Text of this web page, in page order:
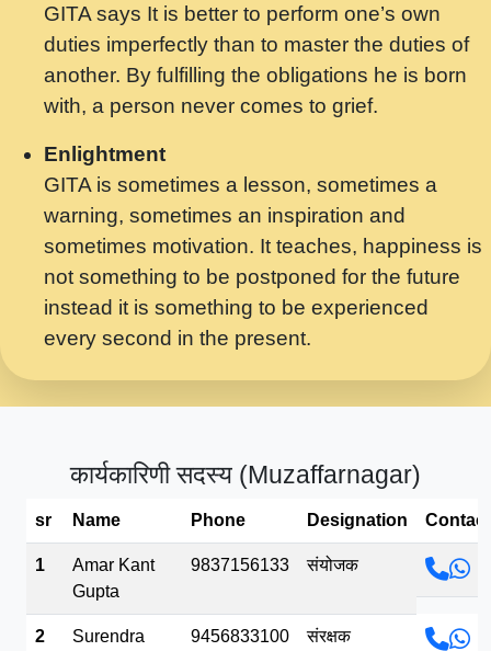
मर गनय न अपरध लडडल शर रध.... Shri
ravinandan shastri ji maharaj.mp3
मेरे मन हरी का ध्यान लगा - भजन भाव - 2018 -
Rishikesh - Swami Gyananand Ji
Maharaj.mp3
यह हसरत तलब ह नकज कमर Yahi Hasraten
Talab Hai Bhav Pravah #bhajan.mp3
लडल ज बल ल क ज न लग Sadhvi Purnima Ji
7.9.2021 जवल नगर दलल #बसर.mp3
सख भ मझ पयर ह दख भ मझ पयर ह!छड म कस दत
सपरहट भजन 2021 - तर अखय ह जद भर बहर ज म
सपरहट शयम भजन - जय जय शयम जय जय शयम
भव.mp3
GITA says It is better to perform one’s own
duties imperfectly than to master the duties of
another. By fulfilling the obligations he is born
with, a person never comes to grief.
Enlightment
GITA is sometimes a lesson, sometimes a
warning, sometimes an inspiration and
sometimes motivation. It teaches, happiness is
not something to be postponed for the future
instead it is something to be experienced
every second in the present.
कार्यकारिणी सदस्य (Muzaffarnagar)
sr Name Phone Designation Contact
1
Amar Kant
Gupta
9837156133 संयोजक
2
Surendra
9456833100 संरक्षक